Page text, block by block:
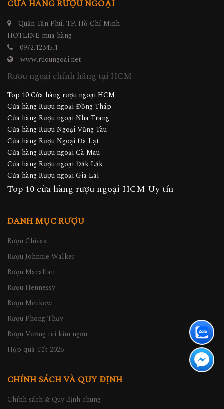
CỬA HÀNG RƯỢU NGOẠI
Quận Tân Phú, TP. Hồ Chí Minh
HOTLINE mua hàng
0972.12345.1
www.ruoungoai.net
Rượu ngoại chính hãng tại HCM
Top 10 Cửa hàng rượu ngoại HCM
Cửa hàng Rượu ngoại Đồng Tháp
Cửa hàng Rượu ngoại Nha Trang
Cửa hàng Rượu Ngoại Vũng Tàu
Cửa hàng Rượu Ngoại Đà Lạt
Cửa hàng Rượu ngoại Cà Mau
Cửa hàng Rượu ngoại Đăk Lăk
Cửa hàng Rượu ngoại Gia Lai
Top 10 cửa hàng rượu ngoại HCM Uy tín
DANH MỤC RƯỢU
Rượu Chivas
Rượu Johnnie Walker
Rượu Macallan
Rượu Hennessy
Rượu Meukow
Rượu Phong Thủy
Rượu Vương tài kim ngưu
Hộp quà Tết 2026
CHÍNH SÁCH VÀ QUY ĐỊNH
Chính sách & Quy định chung